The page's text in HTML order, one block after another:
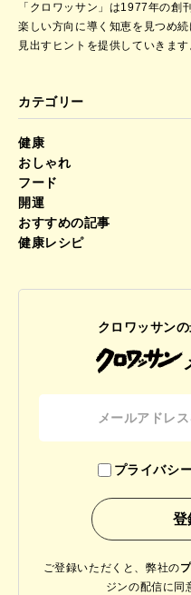
「クロワッサン」は1977年の創
楽しい方向に導く知恵を見つめ
見出すヒントを提供していきます
カテゴリー
健康
おしゃれ
フード
開運
おすすめの記事
健康レシピ
クロワッサン
プライバシ
ご登録いただくと、弊社の
ジンの配信に同